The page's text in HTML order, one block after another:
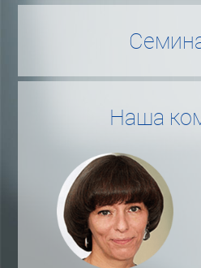
Наша